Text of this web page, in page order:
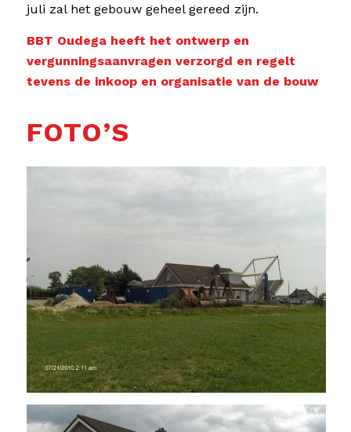
juli zal het gebouw geheel gereed zijn.
BBT Oudega heeft het ontwerp en
vergunningsaanvragen verzorgd en regelt
tevens de inkoop en organisatie van de bouw
FOTO’S